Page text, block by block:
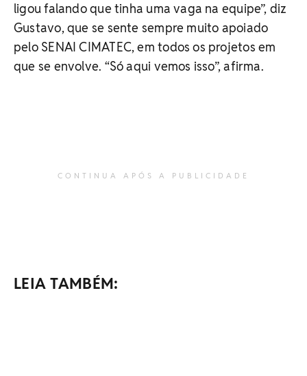
ligou falando que tinha uma vaga na equipe”, diz
Gustavo, que se sente sempre muito apoiado
pelo SENAI CIMATEC, em todos os projetos em
que se envolve. “Só aqui vemos isso”, afirma.
CONTINUA APÓS A PUBLICIDADE
LEIA TAMBÉM: